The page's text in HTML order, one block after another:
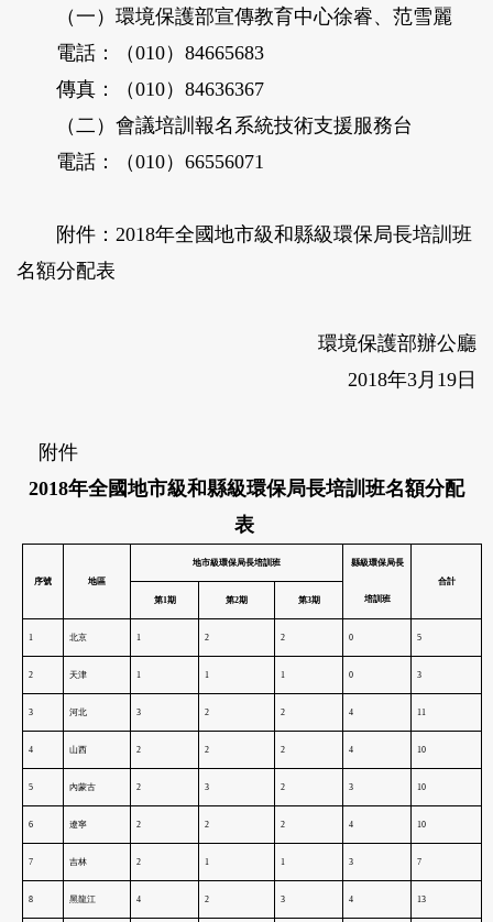
（一）環境保護部宣傳教育中心徐睿、范雪麗
電話：（010） 84665683
傳真：（010） 84636367
（二）會議培訓報名系統技術支援服務台
電話：（010） 66556071
附件： 2018年全國地市級和縣級環保局長培訓班
名額分配表
環境保護部辦公廳
2018年3月 19 日
附件
2018年全國地市級和縣級環保局長培訓班名額分配
表